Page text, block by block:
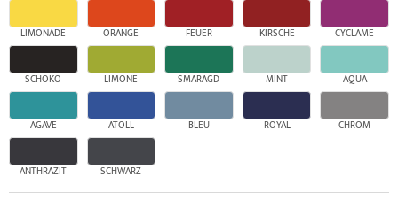
LIMONADE ORANGE FEUER KIRSCHE CYCLAME
SCHOKO LIMONE SMARAGD MINT AQUA
AGAVE ATOLL BLEU ROYAL CHROM
ANTHRAZIT SCHWARZ